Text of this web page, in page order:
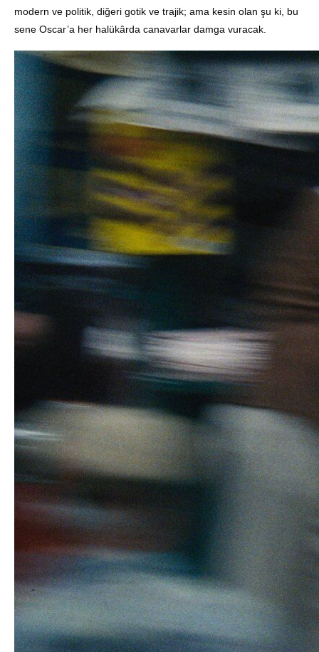
modern ve politik, diğeri gotik ve trajik; ama kesin olan şu ki, bu
sene Oscar’a her halükârda canavarlar damga vuracak.